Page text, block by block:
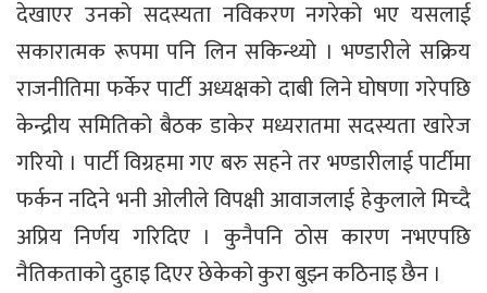
देखाएर उनको सदस्यता नविकरण नगरेको भए यसलाई
सकारात्मक रूपमा पनि लिन सकिन्थ्यो । भण्डारीले सक्रिय
राजनीतिमा फर्केर पार्टी अध्यक्षको दाबी लिने घोषणा गरेपछि
केन्द्रीय समितिको बैठक डाकेर मध्यरातमा सदस्यता खारेज
गरियो । पार्टी विग्रहमा गए बरु सहने तर भण्डारीलाई पार्टीमा
फर्कन नदिने भनी ओलीले विपक्षी आवाजलाई हेकुलाले मिच्दै
अप्रिय निर्णय गरिदिए । कुनैपनि ठोस कारण नभएपछि
नैतिकताको दुहाइ दिएर छेकेको कुरा बुझ्न कठिनाइ छैन ।